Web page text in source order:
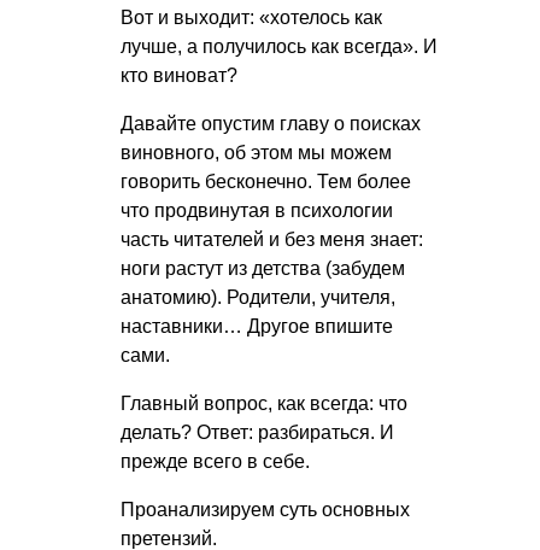
Вот и выходит: «хотелось как
лучше, а получилось как всегда». И
кто виноват?
Давайте опустим главу о поисках
виновного, об этом мы можем
говорить бесконечно. Тем более
что продвинутая в психологии
часть читателей и без меня знает:
ноги растут из детства (забудем
анатомию). Родители, учителя,
наставники… Другое впишите
сами.
Главный вопрос, как всегда: что
делать? Ответ: разбираться. И
прежде всего в себе.
Проанализируем суть основных
претензий.